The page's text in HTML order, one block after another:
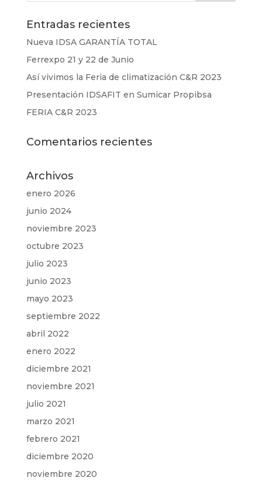
Entradas recientes
Nueva IDSA GARANTÍA TOTAL
Ferrexpo 21 y 22 de Junio
Así vivimos la Feria de climatización C&R 2023
Presentación IDSAFIT en Sumicar Propibsa
FERIA C&R 2023
Comentarios recientes
Archivos
enero 2026
junio 2024
noviembre 2023
octubre 2023
julio 2023
junio 2023
mayo 2023
septiembre 2022
abril 2022
enero 2022
diciembre 2021
noviembre 2021
julio 2021
marzo 2021
febrero 2021
diciembre 2020
noviembre 2020